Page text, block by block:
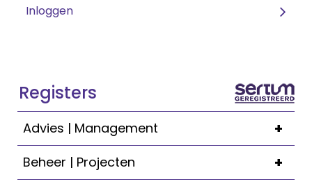
Inloggen
Registers
+
Advies | Management
+
Beheer | Projecten